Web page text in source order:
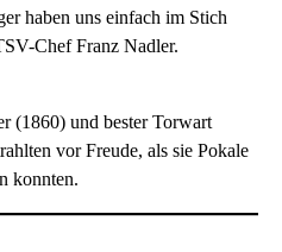
haben uns einfach im Stich
Chef Franz Nadler.
(1860) und bester Torwart
vor Freude, als sie Pokale
konnten.